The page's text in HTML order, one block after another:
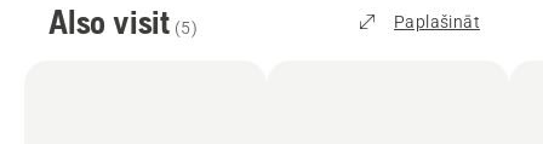
Also visit (5) Paplašināt